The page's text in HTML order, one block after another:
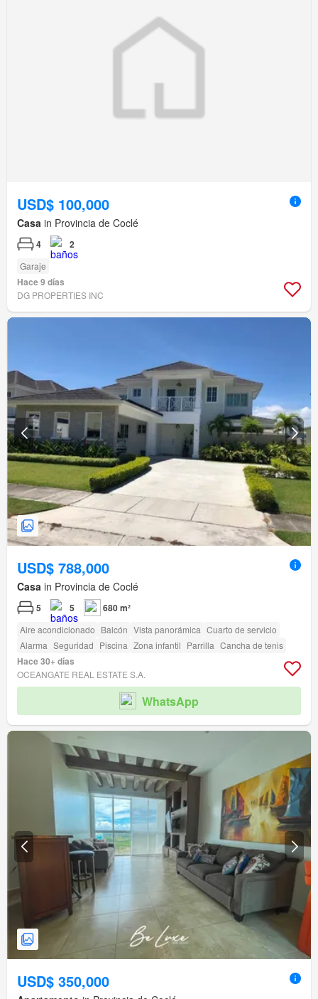
USD$ 100,000
Casa in Provincia de Coclé
4 2
Garaje
Hace 9 días
DG PROPERTIES INC
USD$ 788,000
Casa in Provincia de Coclé
5 5 680 m²
Aire acondicionado Balcón Vista panorámica Cuarto de servicio
Alarma Seguridad Piscina Zona infantil Parrilla Cancha de tenis
Hace 30+ días
OCEANGATE REAL ESTATE S.A.
WhatsApp
USD$ 350,000